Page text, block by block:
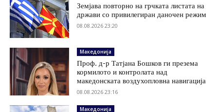
Земјава повторно на грчката листата на
држави со привилегиран даночен режим
08.08.2026 23:20
Македонија
Проф. д-р Татјана Бошков ги презема
кормилото и контролата над
македонската воздухопловна навигација
08.08.2026 23:16
Македонија